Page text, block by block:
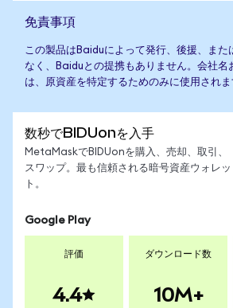
免責事項
この製品はBaiduによって発行、後援、また
なく、Baiduとの提携もありません。会社名
は、原資産を特定するためのみに使用されま
数秒でBIDUonを入手
MetaMaskでBIDUonを購入、売却、取引、
スワップ。最も信頼される暗号資産ウォレッ
ト。
Google Play
評価
4.4
ダウンロード数
10M+